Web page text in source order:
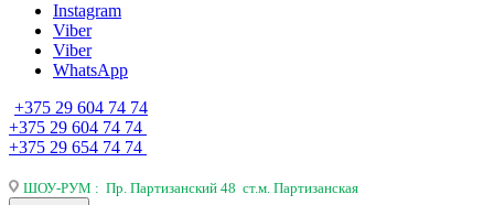
Instagram
Viber
Viber
WhatsApp
+375 29 604 74 74
+375 29 604 74 74
+375 29 654 74 74
ШОУ-РУМ : Пр. Партизанский 48 ст.м. Партизанская